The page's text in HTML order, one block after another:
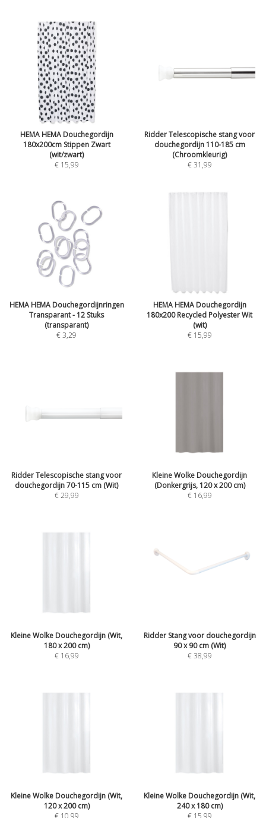
HEMA HEMA Douchegordijn
180x200cm Stippen Zwart
(wit/zwart)
€ 15,99
Ridder Telescopische stang voor
douchegordijn 110-185 cm
(Chroomkleurig)
€ 31,99
HEMA HEMA Douchegordijnringen
Transparant - 12 Stuks
(transparant)
€ 3,29
HEMA HEMA Douchegordijn
180x200 Recycled Polyester Wit
(wit)
€ 15,99
Ridder Telescopische stang voor
douchegordijn 70-115 cm (Wit)
€ 29,99
Kleine Wolke Douchegordijn
(Donkergrijs, 120 x 200 cm)
€ 16,99
Kleine Wolke Douchegordijn (Wit,
180 x 200 cm)
€ 16,99
Ridder Stang voor douchegordijn
90 x 90 cm (Wit)
€ 38,99
Kleine Wolke Douchegordijn (Wit,
120 x 200 cm)
€ 10,99
Kleine Wolke Douchegordijn (Wit,
240 x 180 cm)
€ 15,99